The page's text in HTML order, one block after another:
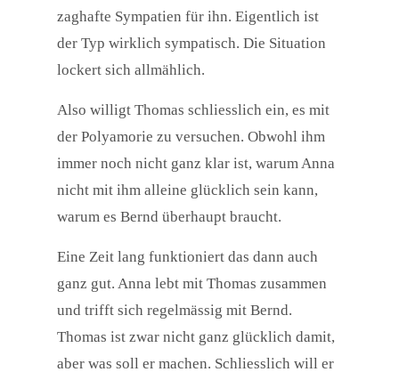
zaghafte Sympatien für ihn. Eigentlich ist
der Typ wirklich sympatisch. Die Situation
lockert sich allmählich.
Also willigt Thomas schliesslich ein, es mit
der Polyamorie zu versuchen. Obwohl ihm
immer noch nicht ganz klar ist, warum Anna
nicht mit ihm alleine glücklich sein kann,
warum es Bernd überhaupt braucht.
Eine Zeit lang funktioniert das dann auch
ganz gut. Anna lebt mit Thomas zusammen
und trifft sich regelmässig mit Bernd.
Thomas ist zwar nicht ganz glücklich damit,
aber was soll er machen. Schliesslich will er